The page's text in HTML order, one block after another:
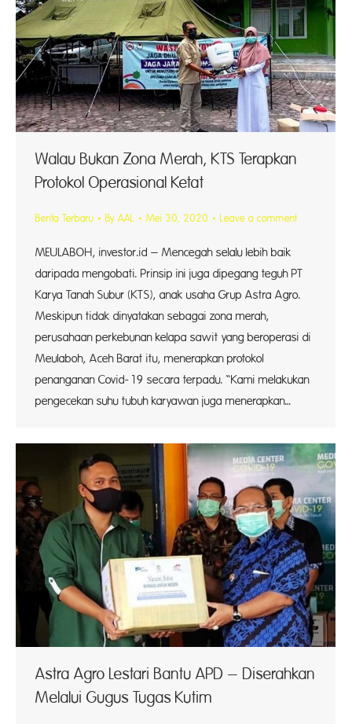
Walau Bukan Zona Merah, KTS Terapkan
Protokol Operasional Ketat
Berita Terbaru By AAL Mei 30, 2020 Leave a comment
MEULABOH, investor.id – Mencegah selalu lebih baik
daripada mengobati. Prinsip ini juga dipegang teguh PT
Karya Tanah Subur (KTS), anak usaha Grup Astra Agro.
Meskipun tidak dinyatakan sebagai zona merah,
perusahaan perkebunan kelapa sawit yang beroperasi di
Meulaboh, Aceh Barat itu, menerapkan protokol
penanganan Covid-19 secara terpadu. “Kami melakukan
pengecekan suhu tubuh karyawan juga menerapkan…
Astra Agro Lestari Bantu APD – Diserahkan
Melalui Gugus Tugas Kutim